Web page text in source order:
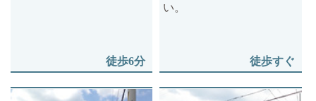
徒歩6分
い。
徒歩すぐ